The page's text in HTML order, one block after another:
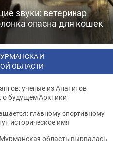
звуки: ветеринар
опасна для кошек
И
ОБЛАСТИ
ученые из Апатитов
о будущем Арктики
главному спортивному
историческое имя
область вырвалась